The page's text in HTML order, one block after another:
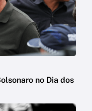
no Dia dos